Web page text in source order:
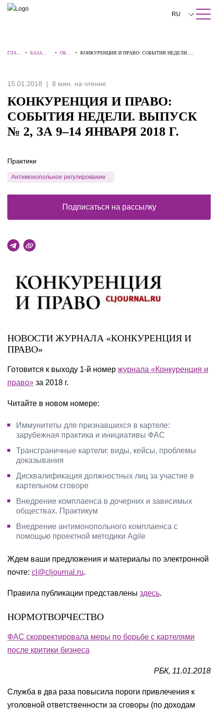
ПОИСК ПО САЙТУ Закрыть
RU
中文
Italiano
ГЛАВ
• БАЗА
• ОБЗО
•КОНКУРЕНЦИЯ И ПРАВО: СОБЫТИЯ НЕДЕЛИ.
15.01.2018 8 мин. на чтение
КОНКУРЕНЦИЯ И ПРАВО:
СОБЫТИЯ НЕДЕЛИ. ВЫПУСК
№ 2, ЗА 9–14 ЯНВАРЯ 2018 Г.
НОВОСТИ ЖУРНАЛА «КОНКУРЕНЦИЯ И
ПРАВО»
Готовится к выходу 1-й номер журнала «Конкуренция и
право» за 2018 г.
Читайте в новом номере:
Иммунитеты для признавшихся в картеле:
зарубежная практика и инициативы ФАС
Трансграничные картели: виды, кейсы, проблемы
доказывания
Дисквалификация должностных лиц за участие в
картельном сговоре
Внедрение комплаенса в дочерних и зависимых
обществах. Практикум
Внедрение антимонопольного комплаенса с
помощью проектной методики Agile
Ждем ваши предложения и материалы по электронной
почте: cl@cljournal.ru.
Правила публикации представлены здесь.
НОРМОТВОРЧЕСТВО
ФАС скорректировала меры по борьбе с картелями
после критики бизнеса
РБК, 11.01.2018
Служба в два раза повысила пороги привлечения к
уголовной ответственности за сговоры (по доходам
Практики
Антимонопольное регулирование
Подписаться на рассылку